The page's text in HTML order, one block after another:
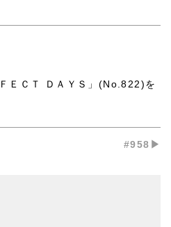
ＥＣＴ ＤＡＹＳ」(No.822)を
#958▶︎